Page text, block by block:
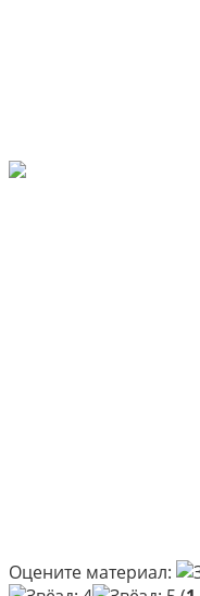
Оцените материал: